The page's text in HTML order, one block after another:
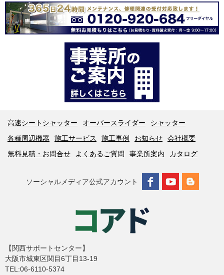
【関西サポートセンター】
大阪市城東区関目6丁目13-19
TEL:06-6110-5374
高速シートシャッター オーバースライダー
シャッター
各種周辺機器
施工サービス 施工事例 お知らせ
会社概要
無料見積・お問合せ
よくあるご質問 事業所案内 カタログ
ソーシャルメディア公式アカウント